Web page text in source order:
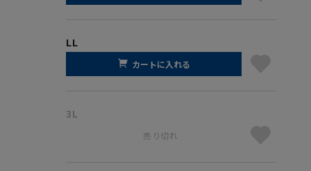
LL
カートに入れる
3L
売り切れ